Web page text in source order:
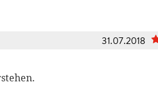
31.07.2018